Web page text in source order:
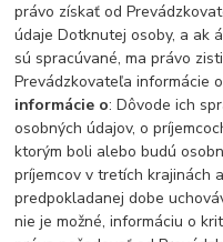
právo získať od
údaje Dotknutej osoby, a ak
sú spracúvané, ma právo
Prevádzkovateľa informácie
informácie o: Dôvode ich
osobných údajov, o
ktorým boli alebo budú
príjemcov v tretích krajinách
predpokladanej dobe
nie je možné, informáciu o